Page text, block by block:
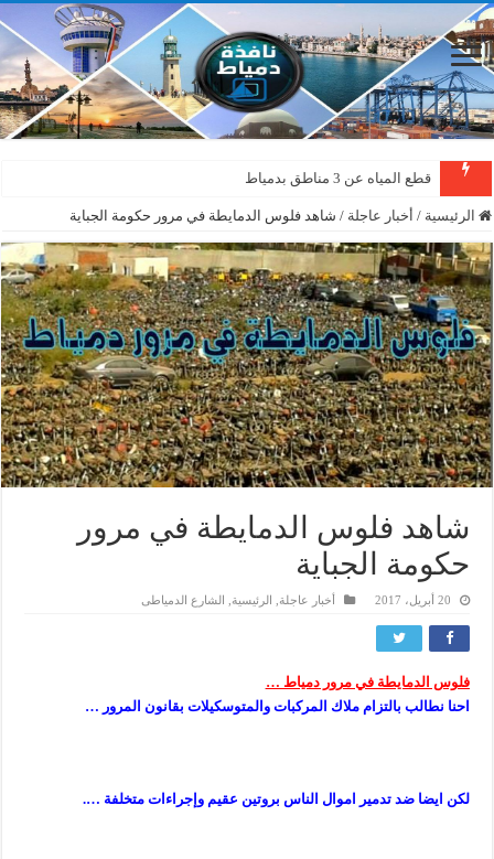
قطع المياه عن 3 مناطق بدمياط
الرئيسية / أخبار عاجلة / شاهد فلوس الدمايطة في مرور حكومة الجباية
شاهد فلوس الدمايطة في مرور
حكومة الجباية
20 أبريل، 2017 أخبار عاجلة الرئيسية الشارع الدمياطى
فلوس الدمايطة في مرور دمياط …
احنا نطالب بالتزام ملاك المركبات والمتوسكيلات بقانون المرور …
لكن ايضا ضد تدمير اموال الناس بروتين عقيم وإجراءات متخلفة ….